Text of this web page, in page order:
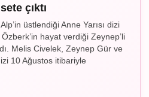
çıktı
üstlendiği Anne Yarısı dizi
hayat verdiği Zeynep’li
Melis Civelek, Zeynep Gür ve
10 Ağustos itibariyle